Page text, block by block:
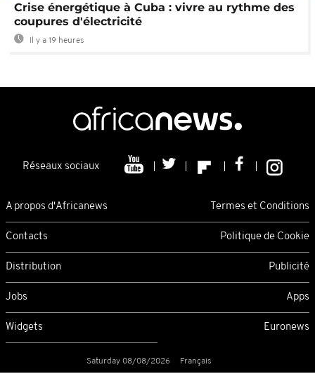
Crise énergétique à Cuba : vivre au rythme des
coupures d'électricité
Il y a 19 heures
Réseaux sociaux
A propos d'Africanews Termes et Conditions
Contacts Politique de Cookie
Distribution Publicité
Jobs Apps
Widgets Euronews
Saturday 08/08/2026